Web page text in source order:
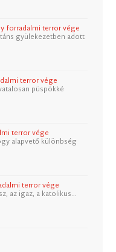
forradalmi terror vége
gyülekezetben adott
terror vége
püspökké
terror vége
alapvető különbség
terror vége
az igaz, a katolikus…